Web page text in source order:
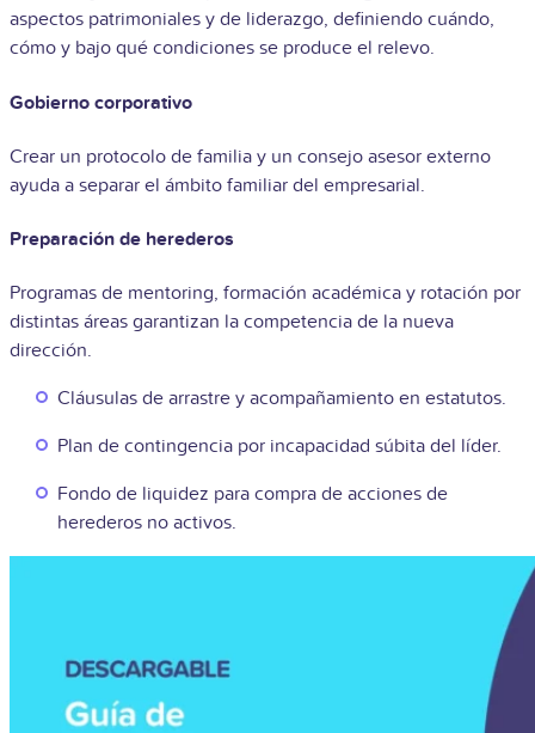
aspectos patrimoniales y de liderazgo, definiendo cuándo,
cómo y bajo qué condiciones se produce el relevo.
Gobierno corporativo
Crear un protocolo de familia y un consejo asesor externo
ayuda a separar el ámbito familiar del empresarial.
Preparación de herederos
Programas de mentoring, formación académica y rotación por
distintas áreas garantizan la competencia de la nueva
dirección.
Cláusulas de arrastre y acompañamiento en estatutos.
Plan de contingencia por incapacidad súbita del líder.
Fondo de liquidez para compra de acciones de
herederos no activos.